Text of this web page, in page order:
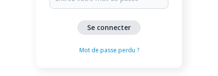
Mot de passe perdu ?